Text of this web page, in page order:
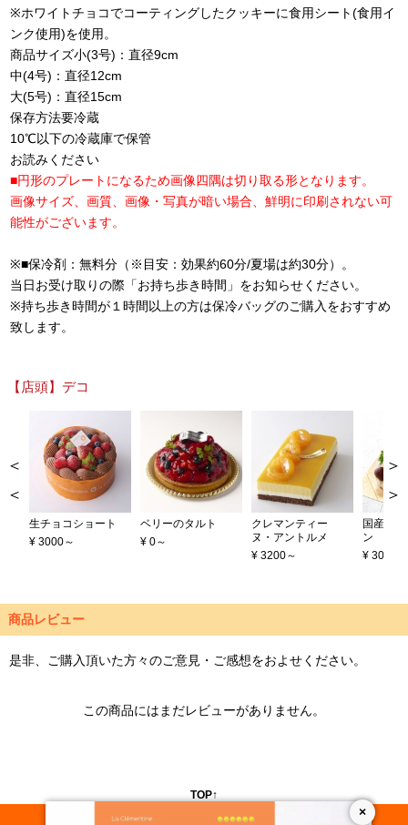
×
※ホワイトチョコでコーティングしたクッキーに食用シート(食用イ
ンク使用)を使用。
商品サイズ小(3号)：直径9cm
中(4号)：直径12cm
大(5号)：直径15cm
保存方法要冷蔵
10℃以下の冷蔵庫で保管
お読みください
■円形のプレートになるため画像四隅は切り取る形となります。
画像サイズ、画質、画像・写真が暗い場合、鮮明に印刷されない可
能性がございます。
※■保冷剤：無料分（※目安：効果約60分/夏場は約30分）。
当日お受け取りの際「お持ち歩き時間」をお知らせください。
※持ち歩き時間が１時間以上の方は保冷バッグのご購入をおすすめ
致します。
【店頭】デコ
生チョコショート
¥ 3000～
ベリーのタルト
¥ 0～
クレマンティー
ヌ・アントルメ
¥ 3200～
国産栗
ン
¥ 3000～
＜
＞
商品レビュー
是非、ご購入頂いた方々のご意見・ご感想をおよせください。
この商品にはまだレビューがありません。
TOP↑